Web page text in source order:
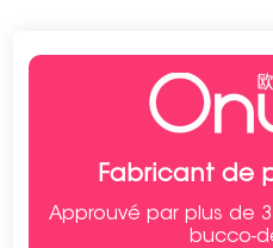
Fabricant de
Approuvé par plus de
bucco-